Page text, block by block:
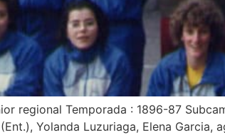
regional Temporada : 1896-87
Yolanda Luzuriaga, Elena Garcia,